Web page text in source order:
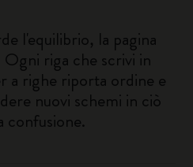
l'equilibrio, la pagina
Ogni riga che scrivi in
a righe riporta ordine e
nuovi schemi in ciò
confusione.